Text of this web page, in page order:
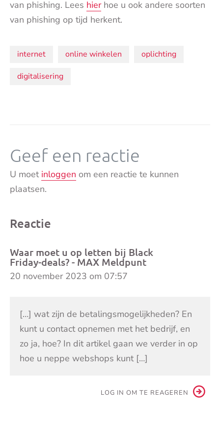
van phishing. Lees hierhoe u ook andere soorten
van phishing op tijd herkent.
Onderwerpen:
internet online winkelen oplichting
digitalisering
Geef een reactie
U moet inloggen om een reactie te kunnen
plaatsen.
Reactie
Waar moet u op letten bij Black
Friday-deals? - MAX Meldpunt
20 november 2023 om 07:57
[…] wat zijn de betalingsmogelijkheden? En
kunt u contact opnemen met het bedrijf, en
zo ja, hoe? In dit artikel gaan we verder in op
hoe u neppe webshops kunt […]
LOG IN OM TE REAGEREN